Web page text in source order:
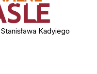
Kadyiego